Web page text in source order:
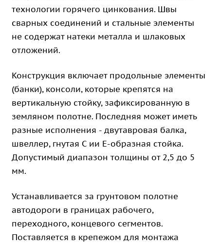
технологии горячего цинкования. Швы
сварных соединений и стальные элементы
не содержат натеки металла и шлаковых
отложений.
Конструкция включает продольные элементы
(банки), консоли, которые крепятся на
вертикальную стойку, зафиксированную в
земляном полотне. Последняя может иметь
разные исполнения - двутавровая балка,
швеллер, гнутая С ии Е-образная стойка.
Допустимый диапазон толщины от 2,5 до 5
мм.
Устанавливается за грунтовом полотне
автодороги в границах рабочего,
переходного, концевого сегментов.
Поставляется в крепежом для монтажа